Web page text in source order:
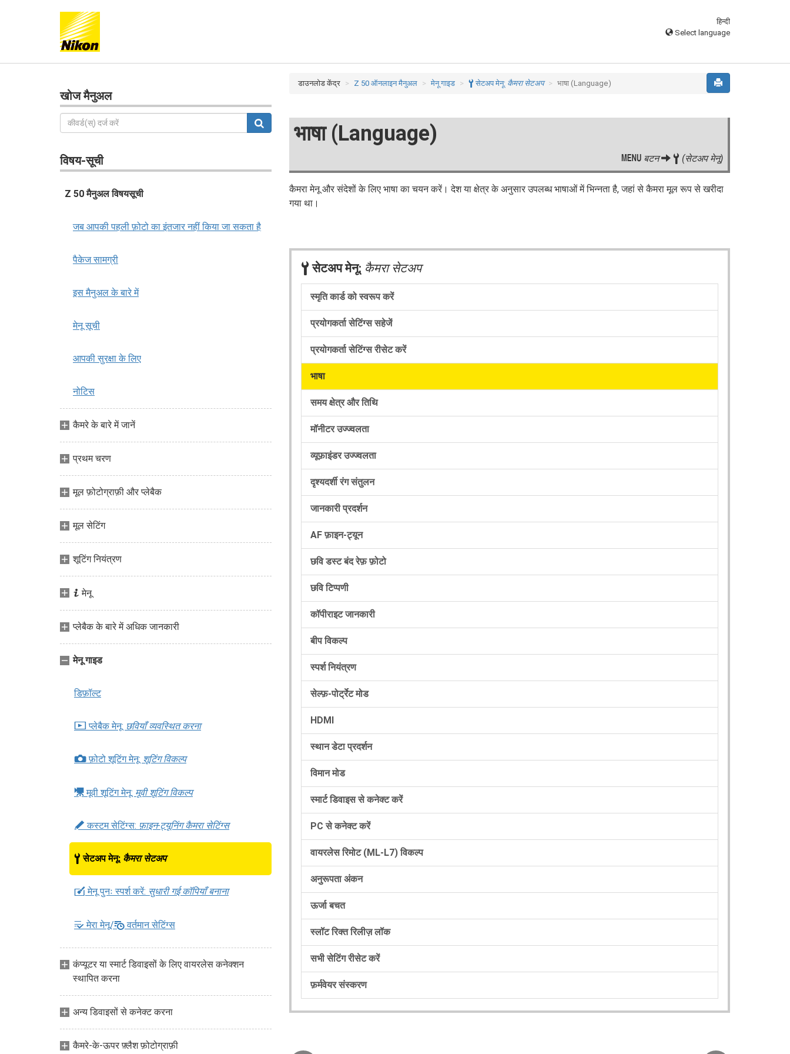
हिन्दी
Select language
खोज मैनुअल
विषय-सूची
Z 50 मैनुअल विषयसूची
जब आपकी पहली फ़ोटो का इंतजार नहीं किया जा सकता है
पैकेज सामग्री
इस मैनुअल के बारे में
मेनू सूची
आपकी सुरक्षा के लिए
नोटिस
कैमरे के बारे में जानें
प्रथम चरण
मूल फ़ोटोग्राफ़ी और प्लेबैक
मूल सेटिंग
शूटिंग नियंत्रण
i मेनू
प्लेबैक के बारे में अधिक जानकारी
मेनू गाइड
डिफ़ॉल्ट
D प्लेबैक मेनू: छवियाँ व्यवस्थित करना
Cफ़ोटो शूटिंग मेनू: शूटिंग विकल्प
1मूवी शूटिंग मेनू: मूवी शूटिंग विकल्प
A कस्टम सेटिंग्स: फ़ाइन-ट्यूनिंग कैमरा सेटिंग्स
B सेटअप मेनू: कैमरा सेटअप
Nमेनू पुनः स्पर्श करें: सुधारी गई कॉपियाँ बनाना
O मेरा मेनू/mवर्तमान सेटिंग्स
कंप्यूटर या स्मार्ट डिवाइसों के लिए वायरलेस कनेक्शन
स्थापित करना
अन्य डिवाइसों से कनेक्ट करना
कैमरे-के-ऊपर फ़्लैश फ़ोटोग्राफ़ी
डाउनलोड केंद्र Z 50 ऑनलाइन मैनुअल मेनू गाइड B सेटअप मेनू: कैमरा सेटअप भाषा (Language)
भाषा (Language)
G बटन B (सेटअप मेनू)
कैमरा मेनू और संदेशों के लिए भाषा का चयन करें। देश या क्षेत्र के अनुसार उपलब्ध भाषाओं में भिन्नता है, जहां से कैमरा मूल रूप से खरीदा
गया था।
Bसेटअप मेनू: कैमरा सेटअप
स्मृति कार्ड को स्वरूप करें
प्रयोगकर्ता सेटिंग्स सहेजें
प्रयोगकर्ता सेटिंग्स रीसेट करें
भाषा
समय क्षेत्र और तिथि
मॉनीटर उज्ज्वलता
व्यूफ़ाइंडर उज्ज्वलता
दृश्यदर्शी रंग संतुलन
जानकारी प्रदर्शन
AF फ़ाइन-ट्यून
छवि डस्ट बंद रेफ़ फ़ोटो
छवि टिप्पणी
कॉपीराइट जानकारी
बीप विकल्प
स्पर्श नियंत्रण
सेल्फ़-पोर्ट्रेट मोड
HDMI
स्थान डेटा प्रदर्शन
विमान मोड
स्मार्ट डिवाइस से कनेक्ट करें
PC से कनेक्ट करें
वायरलेस रिमोट (ML-L7) विकल्प
अनुरूपता अंकन
ऊर्जा बचत
स्लॉट रिक्त रिलीज़ लॉक
सभी सेटिंग रीसेट करें
फ़र्मवेयर संस्करण